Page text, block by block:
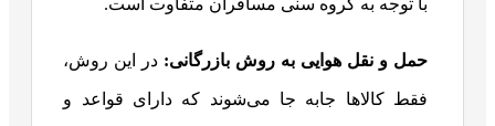
حمل و نقل هوایی به روش بازرگانی: در این روش،
فقط کالاها جابه جا می‌شوند که دارای قواعد و